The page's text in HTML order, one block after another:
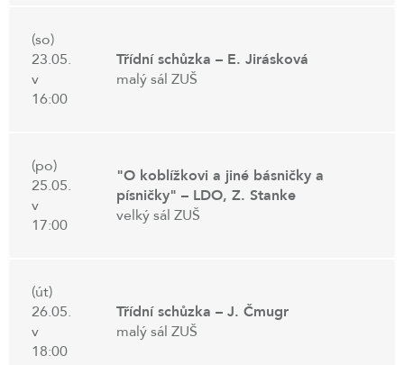
(so)
23.05.
v
16:00
Třídní schůzka – E. Jirásková
malý sál ZUŠ
(po)
25.05.
v
17:00
"O koblížkovi a jiné básničky a
písničky" – LDO, Z. Stanke
velký sál ZUŠ
(út)
26.05.
v
18:00
Třídní schůzka – J. Čmugr
malý sál ZUŠ